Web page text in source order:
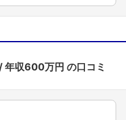
年収600万円 の口コミ